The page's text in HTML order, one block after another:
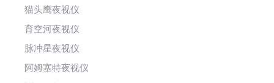
猫头鹰夜视仪
育空河夜视仪
脉冲星夜视仪
阿姆塞特夜视仪